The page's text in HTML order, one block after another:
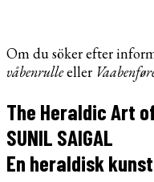
Om du söker efter
våbenrulleeller
The Heraldic Art
SUNIL SAIGAL
En heraldisk